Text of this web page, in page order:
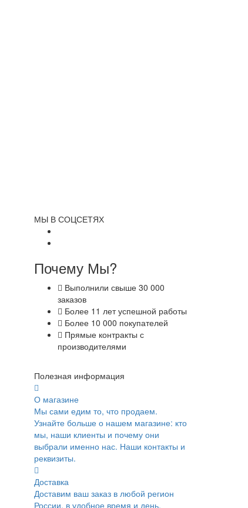
МЫ В СОЦСЕТЯХ
Почему Мы?
Выполнили свыше 30 000
заказов
Более 11 лет успешной работы
Более 10 000 покупателей
Прямые контракты с
производителями
Полезная информация
О магазине
Мы сами едим то, что продаем.
Узнайте больше о нашем магазине: кто
мы, наши клиенты и почему они
выбрали именно нас. Наши контакты и
реквизиты.
Доставка
Доставим ваш заказ в любой регион
России, в удобное время и день.